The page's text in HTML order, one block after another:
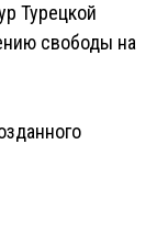
Турецкой
свободы на